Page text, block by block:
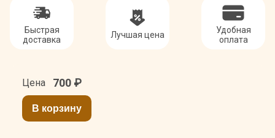
Быстрая
доставка
Лучшая цена
Удобная
оплата
Цена 700 ₽
В корзину